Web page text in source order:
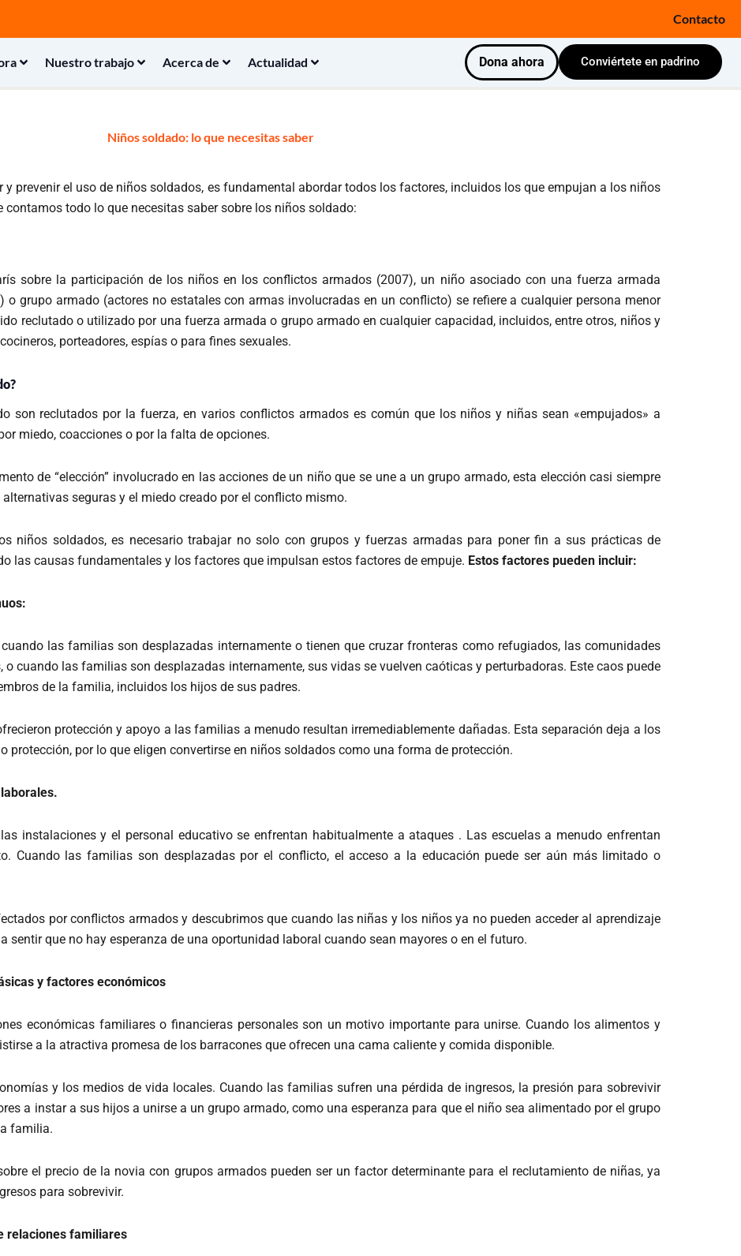
Contacto
Nuestro trabajo Acerca de Actualidad Dona ahora Conviértete en padrino
Niños soldado: lo que necesitas saber
prevenir el uso de niños soldados, es fundamental abordar todos los factores, incluidos los que empujan a los niños
todo lo que necesitas saber sobre los niños soldado:
sobre la participación de los niños en los conflictos armados (2007), un niño asociado con una fuerza armada
o grupo armado (actores no estatales con armas involucradas en un conflicto) se refiere a cualquier persona menor
reclutado o utilizado por una fuerza armada o grupo armado en cualquier capacidad, incluidos, entre otros, niños y
porteadores, espías o para fines sexuales.
son reclutados por la fuerza, en varios conflictos armados es común que los niños y niñas sean «empujados» a
miedo, coacciones o por la falta de opciones.
de “elección” involucrado en las acciones de un niño que se une a un grupo armado, esta elección casi siempre
seguras y el miedo creado por el conflicto mismo.
niños soldados, es necesario trabajar no solo con grupos y fuerzas armadas para poner fin a sus prácticas de
las causas fundamentales y los factores que impulsan estos factores de empuje. Estos factores pueden incluir:
las familias son desplazadas internamente o tienen que cruzar fronteras como refugiados, las comunidades
cuando las familias son desplazadas internamente, sus vidas se vuelven caóticas y perturbadoras. Este caos puede
de la familia, incluidos los hijos de sus padres.
protección y apoyo a las familias a menudo resultan irremediablemente dañadas. Esta separación deja a los
protección, por lo que eligen convertirse en niños soldados como una forma de protección.
instalaciones y el personal educativo se enfrentan habitualmente a ataques . Las escuelas a menudo enfrentan
Cuando las familias son desplazadas por el conflicto, el acceso a la educación puede ser aún más limitado o
por conflictos armados y descubrimos que cuando las niñas y los niños ya no pueden acceder al aprendizaje
sentir que no hay esperanza de una oportunidad laboral cuando sean mayores o en el futuro.
y factores económicos
económicas familiares o financieras personales son un motivo importante para unirse. Cuando los alimentos y
a la atractiva promesa de los barracones que ofrecen una cama caliente y comida disponible.
y los medios de vida locales. Cuando las familias sufren una pérdida de ingresos, la presión para sobrevivir
a instar a sus hijos a unirse a un grupo armado, como una esperanza para que el niño sea alimentado por el grupo
familia.
el precio de la novia con grupos armados pueden ser un factor determinante para el reclutamiento de niñas, ya
para sobrevivir.
relaciones familiares